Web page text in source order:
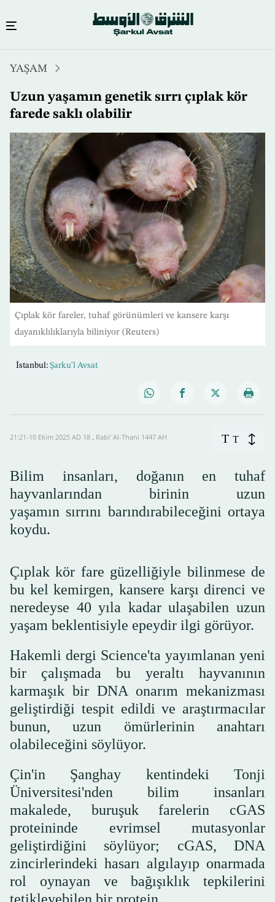
içeriğe
atla
YAŞAM
Uzun yaşamın genetik sırrı çıplak kör
farede saklı olabilir
Çıplak kör fareler, tuhaf görünümleri ve kansere karşı
dayanıklılıklarıyla biliniyor (Reuters)
İstanbul: Şarku'l Avsat
21:21-10 Ekim 2025 AD ـ 18 Rabi’ Al-Thani 1447 AH T T
Bilim insanları, doğanın en tuhaf
hayvanlarından birinin uzun
yaşamın sırrını barındırabileceğini ortaya
koydu.
Çıplak kör fare güzelliğiyle bilinmese de
bu kel kemirgen, kansere karşı direnci ve
neredeyse 40 yıla kadar ulaşabilen uzun
yaşam beklentisiyle epeydir ilgi görüyor.
Hakemli dergi Science'ta yayımlanan yeni
bir çalışmada bu yeraltı hayvanının
karmaşık bir DNA onarım mekanizması
geliştirdiği tespit edildi ve araştırmacılar
bunun, uzun ömürlerinin anahtarı
olabileceğini söylüyor.
Çin'in Şanghay kentindeki Tonji
Üniversitesi'nden bilim insanları
makalede, buruşuk farelerin cGAS
proteininde evrimsel mutasyonlar
geliştirdiğini söylüyor; cGAS, DNA
zincirlerindeki hasarı algılayıp onarmada
rol oynayan ve bağışıklık tepkilerini